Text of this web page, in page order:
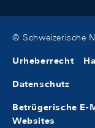
© Schweizerische
Urheberrecht
Datenschutz
Betrügerische E-
Websites